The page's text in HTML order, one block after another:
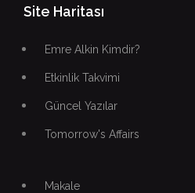
Site Haritası
Emre Alkin Kimdir?
Etkinlik Takvimi
Güncel Yazılar
Tomorrow's Affairs
Makale